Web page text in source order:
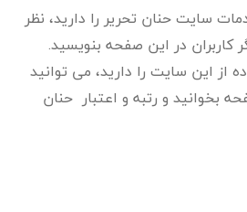
سایت حنان تحریر را دارید، نظر
کاربران در این صفحه بنویسید.
از این سایت را دارید، می توانید
بخوانید و رتبه و اعتبار حنان